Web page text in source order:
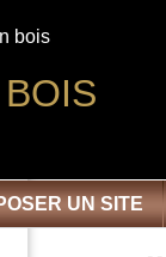
bois
UN SITE